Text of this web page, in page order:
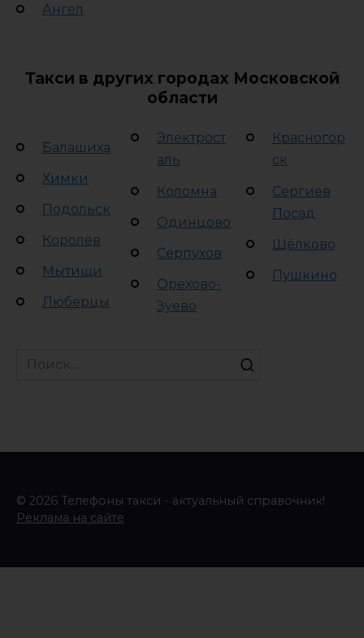
Ангел
Такси в других городах Московской
области
Балашиха
Химки
Подольск
Королёв
Мытищи
Люберцы
Электрост
аль
Коломна
Одинцово
Серпухов
Орехово-
Зуево
Красногор
ск
Сергиев
Посад
Щёлково
Пушкино
Search
© 2026 Телефоны такси - актуальный справочник!
Реклама на сайте